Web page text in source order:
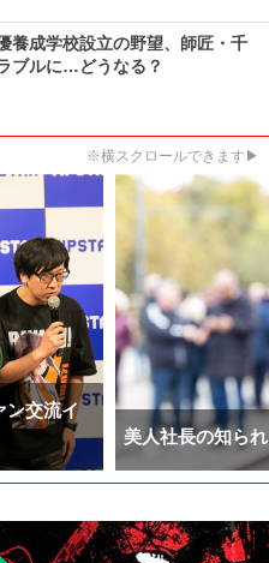
養成学校設立の野望、師匠・千
ブルに…どうなる？
※横スクロールできます▶
ン交流イ
美人社長の知ら